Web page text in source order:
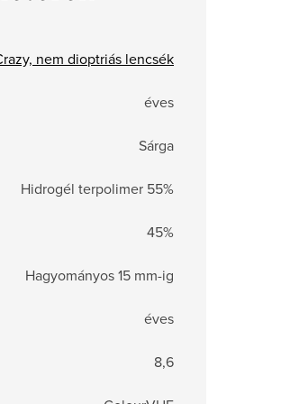
nem dioptriás lencsék
éves
Sárga
Hidrogél terpolimer 55%
45%
Hagyományos 15 mm-ig
éves
8,6